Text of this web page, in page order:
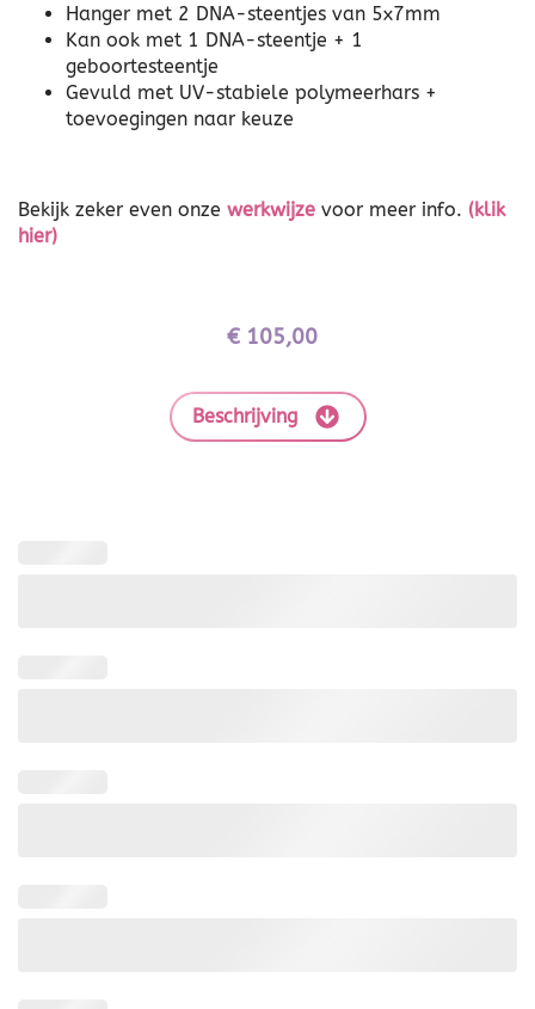
Hanger met 2 DNA-steentjes van 5x7mm
Kan ook met 1 DNA-steentje + 1
geboortesteentje
Gevuld met UV-stabiele polymeerhars +
toevoegingen naar keuze
Bekijk zeker even onze werkwijze voor meer info. (klik
hier)
€ 105,00
Beschrijving